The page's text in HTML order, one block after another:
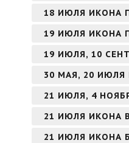
18 ИЮЛЯ ИКОНА
19 ИЮЛЯ ИКОНА
19 ИЮЛЯ, 10
30 МАЯ, 20
21 ИЮЛЯ, 4
21 ИЮЛЯ ИКОНА
21 ИЮЛЯ ИКОНА